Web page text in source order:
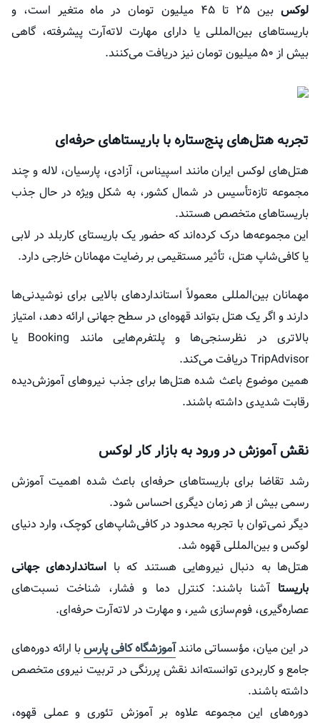
لوکس
بین ۲۵ تا ۴۵ میلیون تومان در ماه متغیر است، و
باریستاهای بین‌المللی یا دارای مهارت لاته‌آرت پیشرفته، گاهی
بیش از ۵۰ میلیون تومان نیز دریافت می‌کنند.
تجربه هتل‌های پنج‌ستاره با باریستاهای حرفه‌ای
هتل‌های لوکس ایران مانند اسپیناس، آزادی، پارسیان، لاله و چند
مجموعه تازه‌تأسیس در شمال کشور، به شکل ویژه در حال جذب
باریستاهای متخصص هستند.
این مجموعه‌ها درک کرده‌اند که حضور یک باریستای کاربلد در لابی
یا کافی‌شاپ هتل، تأثیر مستقیمی بر رضایت مهمانان خارجی دارد.
مهمانان بین‌المللی معمولاً استانداردهای بالایی برای نوشیدنی‌ها
دارند و اگر یک هتل بتواند قهوه‌ای در سطح جهانی ارائه دهد، امتیاز
بالاتری در نظرسنجی‌ها و پلتفرم‌هایی مانند Booking یا
TripAdvisor دریافت می‌کند.
همین موضوع باعث شده هتل‌ها برای جذب نیروهای آموزش‌دیده
رقابت شدیدی داشته باشند.
نقش آموزش در ورود به بازار کار لوکس
رشد تقاضا برای باریستاهای حرفه‌ای باعث شده اهمیت آموزش
رسمی بیش از هر زمان دیگری احساس شود.
دیگر نمی‌توان با تجربه محدود در کافی‌شاپ‌های کوچک، وارد دنیای
لوکس و بین‌المللی قهوه شد.
هتل‌ها به دنبال نیروهایی هستند که با استانداردهای جهانی
باریستا آشنا باشند: کنترل دما و فشار، شناخت نسبت‌های
عصاره‌گیری، فوم‌سازی شیر، و مهارت در لاته‌آرت حرفه‌ای.
در این میان، مؤسساتی مانندآموزشگاه کافی پارسبا ارائه دوره‌های
جامع و کاربردی توانسته‌اند نقش پررنگی در تربیت نیروی متخصص
داشته باشند.
دوره‌های این مجموعه علاوه بر آموزش تئوری و عملی قهوه،